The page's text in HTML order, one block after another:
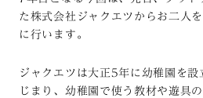
た株式会社ジャクエツからお二人
に行います。
ジャクエツは大正5年に幼稚園を
じまり、幼稚園で使う教材や遊具